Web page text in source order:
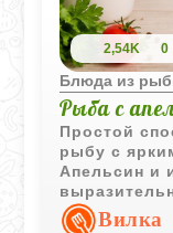
2,54K 0
Блюда из
Рыба с
Простой
рыбу с
Апельсин и
занимает
Вилка